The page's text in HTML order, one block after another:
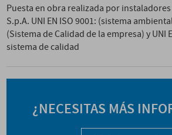
Puesta en obra realizada por
S.p.A. UNI EN ISO 9001: (sistema
(Sistema de Calidad de la empresa) y UNI
sistema de calidad
¿NECESITAS MÁS